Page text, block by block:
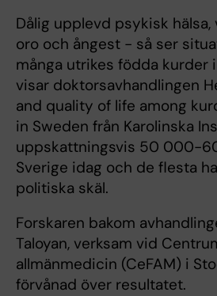
Dålig upplevd psykisk hälsa,
oro och ångest - så ser
många utrikes födda kurder
visar doktorsavhandlingen
and quality of life among
in Sweden från Karolinska
uppskattningsvis 50 000-
Sverige idag och de flesta
politiska skäl.
Forskaren bakom
Taloyan, verksam vid
allmänmedicin (CeFAM) i
förvånad över resultatet.